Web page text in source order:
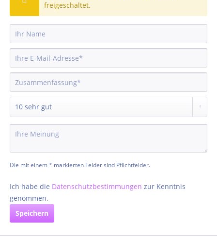
freigeschaltet.
Die mit einem * markierten Felder sind Pflichtfelder.
Ich habe die Datenschutzbestimmungen zur Kenntnis
genommen.
Speichern